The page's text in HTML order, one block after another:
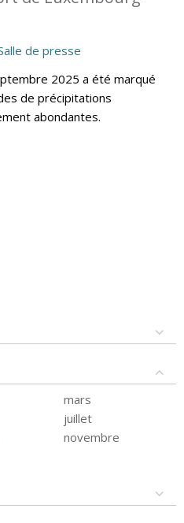
de presse
2025 a été marqué
de précipitations
abondantes.
mars
juillet
novembre